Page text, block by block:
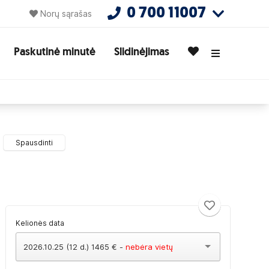
Norų sąrašas 0 700 11007
Paskutinė minutė Slidinėjimas
Spausdinti
Kelionės data
2026.10.25 (12 d.) 1465 € - nebėra vietų